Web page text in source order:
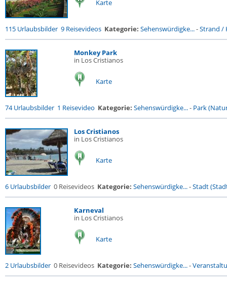
Karte
115 Urlaubsbilder 9 Reisevideos Kategorie: Sehenswürdigke...-Strand /
Monkey Park
in Los Cristianos
Karte
74 Urlaubsbilder 1 Reisevideo Kategorie: Sehenswürdigke...- Park
Los Cristianos
in Los Cristianos
Karte
6 Urlaubsbilder 0 Reisevideos Kategorie: Sehenswürdigke...-Stadt
Karneval
in Los Cristianos
Karte
2 Urlaubsbilder 0 Reisevideos Kategorie: Sehenswürdigke...-